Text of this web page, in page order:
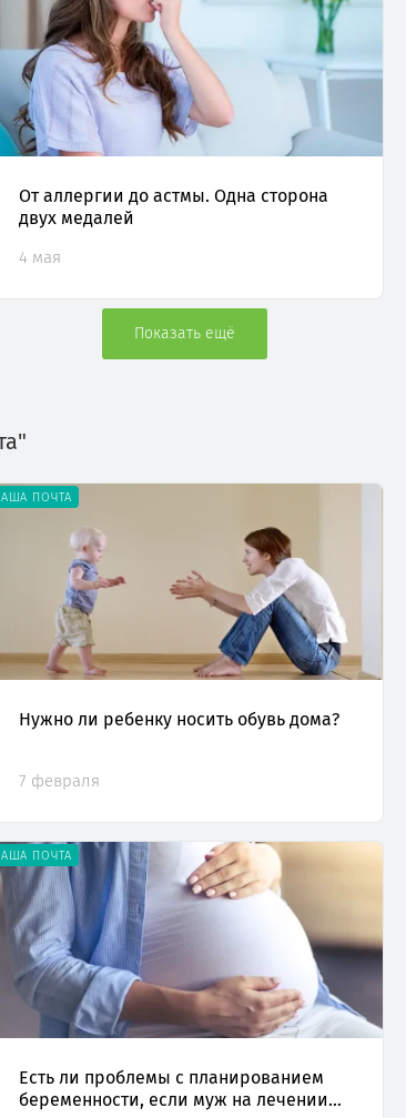
От аллергии до астмы. Одна сторона
двух медалей
4 мая
Показать ещё
ПОЧТА
Нужно ли ребенку носить обувь дома?
7 февраля
ПОЧТА
Есть ли проблемы с планированием
беременности, если муж на лечении